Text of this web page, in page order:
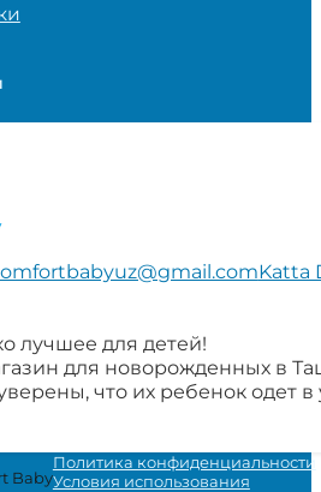
Katta
Facebook
в Instagram
нами в Telegram
за нами в YouTube
лучшее для детей!
для новорожденных в
что их ребенок одет
Baby
Политика конфиденциальности
Условия использования